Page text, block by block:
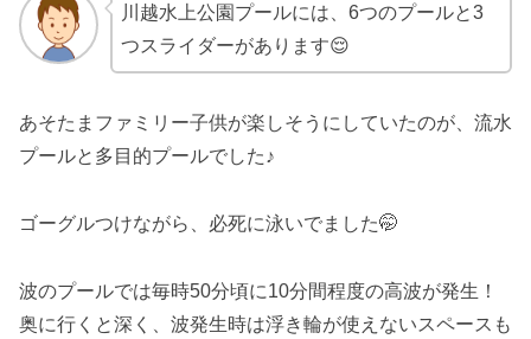
川越水上公園プールには、6つのプールと3
つスライダーがあります😌
あそたまファミリー子供が楽しそうにしていたのが、流水
プールと多目的プールでした♪
ゴーグルつけながら、必死に泳いでました🤭
波のプールでは毎時50分頃に10分間程度の高波が発生！
奥に行くと深く、波発生時は浮き輪が使えないスペースも